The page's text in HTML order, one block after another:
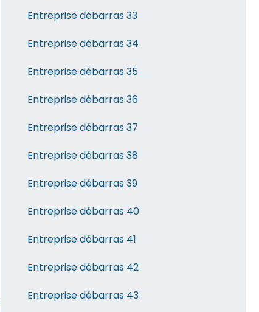
Entreprise débarras 33
Entreprise débarras 34
Entreprise débarras 35
Entreprise débarras 36
Entreprise débarras 37
Entreprise débarras 38
Entreprise débarras 39
Entreprise débarras 40
Entreprise débarras 41
Entreprise débarras 42
Entreprise débarras 43